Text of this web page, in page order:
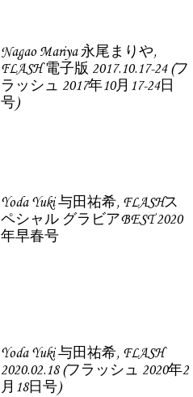
Nagao Mariya 永尾まりや,
FLASH 電子版 2017.10.17-24 (フ
ラッシュ 2017年10月17-24日
号)
Yoda Yuki 与田祐希, FLASHス
ペシャル グラビアBEST 2020
年早春号
Yoda Yuki 与田祐希, FLASH
2020.02.18 (フラッシュ 2020年2
月18日号)